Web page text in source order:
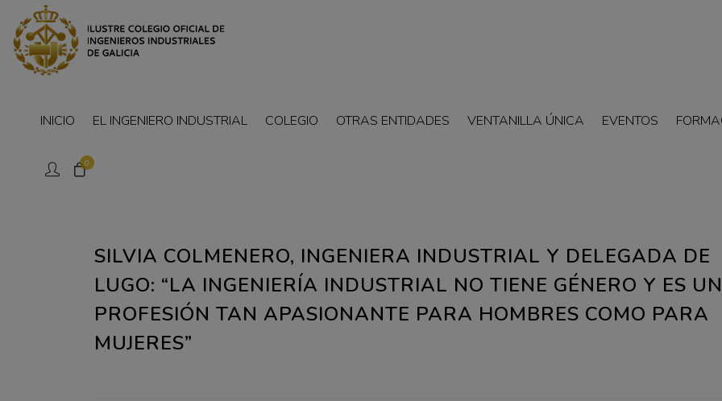
0
INICIO EL INGENIERO INDUSTRIAL COLEGIO OTRAS ENTIDADES VENTANILLA ÚNICA EVENTOS
SILVIA COLMENERO, INGENIERA INDUSTRIAL Y DELEGADA DE
LUGO: “LA INGENIERÍA INDUSTRIAL NO TIENE GÉNERO Y ES
PROFESIÓN TAN APASIONANTE PARA HOMBRES COMO PARA
MUJERES”